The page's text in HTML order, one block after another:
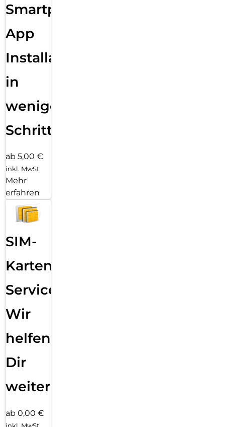
Smartphone
App
Installation
in
wenigen
Schritten
ab 5,00 €
inkl. MwSt.
Mehr
erfahren
SIM-
Karten
Service:
Wir
helfen
Dir
weiter
ab 0,00 €
inkl. MwSt.